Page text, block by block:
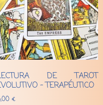
DE TAROT
– TERAPÉUTICO
€